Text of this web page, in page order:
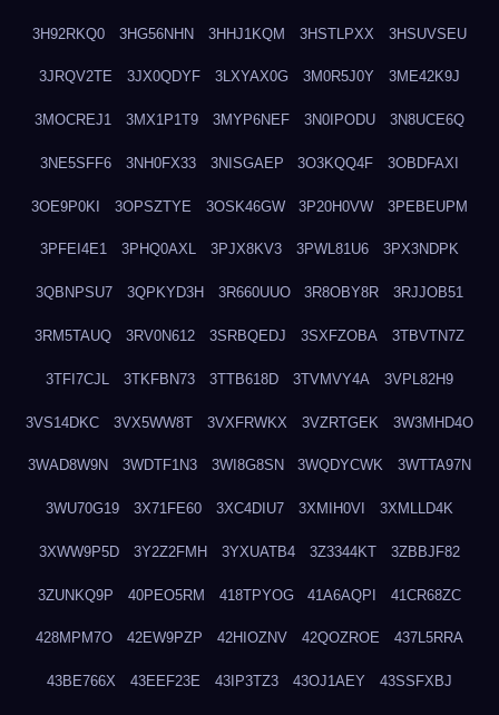
3H92RKQ0 3HG56NHN 3HHJ1KQM 3HSTLPXX 3HSUVSEU
3JRQV2TE 3JX0QDYF 3LXYAX0G 3M0R5J0Y 3ME42K9J
3MOCREJ1 3MX1P1T9 3MYP6NEF 3N0IPODU 3N8UCE6Q
3NE5SFF6 3NH0FX33 3NISGAEP 3O3KQQ4F 3OBDFAXI
3OE9P0KI 3OPSZTYE 3OSK46GW 3P20H0VW 3PEBEUPM
3PFEI4E1 3PHQ0AXL 3PJX8KV3 3PWL81U6 3PX3NDPK
3QBNPSU7 3QPKYD3H 3R660UUO 3R8OBY8R 3RJJOB51
3RM5TAUQ 3RV0N612 3SRBQEDJ 3SXFZOBA 3TBVTN7Z
3TFI7CJL 3TKFBN73 3TTB618D 3TVMVY4A 3VPL82H9
3VS14DKC 3VX5WW8T 3VXFRWKX 3VZRTGEK 3W3MHD4O
3WAD8W9N 3WDTF1N3 3WI8G8SN 3WQDYCWK 3WTTA97N
3WU70G19 3X71FE60 3XC4DIU7 3XMIH0VI 3XMLLD4K
3XWW9P5D 3Y2Z2FMH 3YXUATB4 3Z3344KT 3ZBBJF82
3ZUNKQ9P 40PEO5RM 418TPYOG 41A6AQPI 41CR68ZC
428MPM7O 42EW9PZP 42HIOZNV 42QOZROE 437L5RRA
43BE766X 43EEF23E 43IP3TZ3 43OJ1AEY 43SSFXBJ